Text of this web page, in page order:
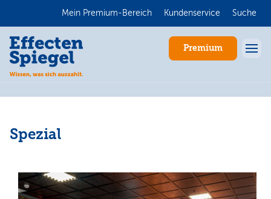
Mein Premium-Bereich Kundenservice Suche
Premium
Spezial